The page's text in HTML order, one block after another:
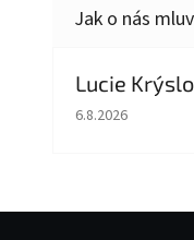
Lucie
Hodnocení
6.8.2026